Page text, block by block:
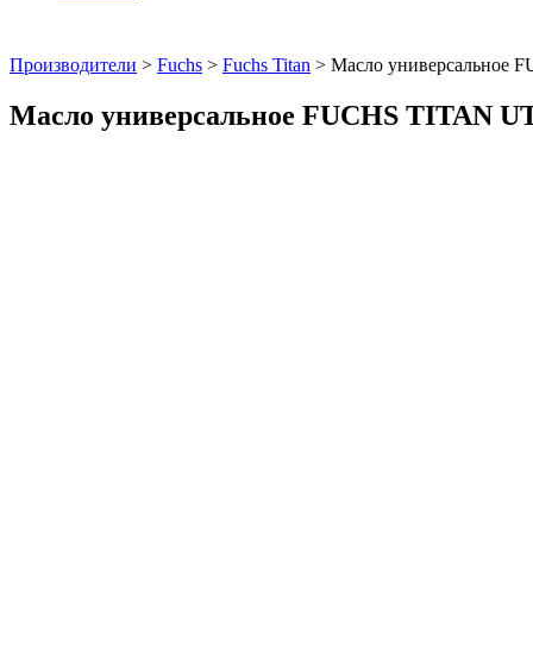
Производители > Fuchs > Fuchs Titan > Масло универсальное
Масло универсальное FUCHS TITAN